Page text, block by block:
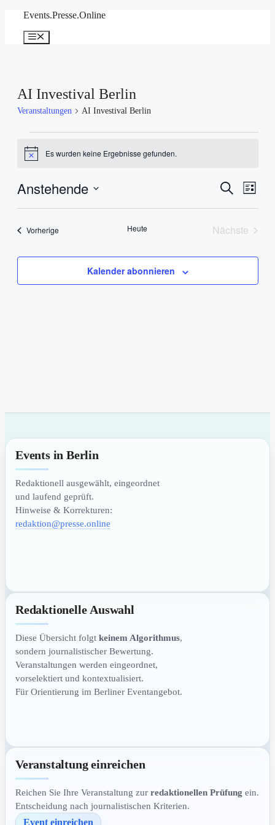
springen
Events.Presse.Online
Menü
AI Investival Berlin
Veranstaltungen AI Investival Berlin
HinweisEs wurden keine Ergebnisse gefunden.
Suche
Liste
Anstehende
VorherigeVeranstaltungen Heute
Nächste
Kalender abonnieren
Events in Berlin
Redaktionell ausgewählt, eingeordnet
und laufend geprüft.
Hinweise & Korrekturen:
redaktion@presse.online
Redaktionelle Auswahl
Diese Übersicht folgt keinem Algorithmus,
sondern journalistischer Bewertung.
Veranstaltungen werden eingeordnet,
vorselektiert und kontextualisiert.
Für Orientierung im Berliner Eventangebot.
Veranstaltung einreichen
Reichen Sie Ihre Veranstaltung zur redaktionellen Prüfung ein.
Entscheidung nach journalistischen Kriterien.
Event einreichen